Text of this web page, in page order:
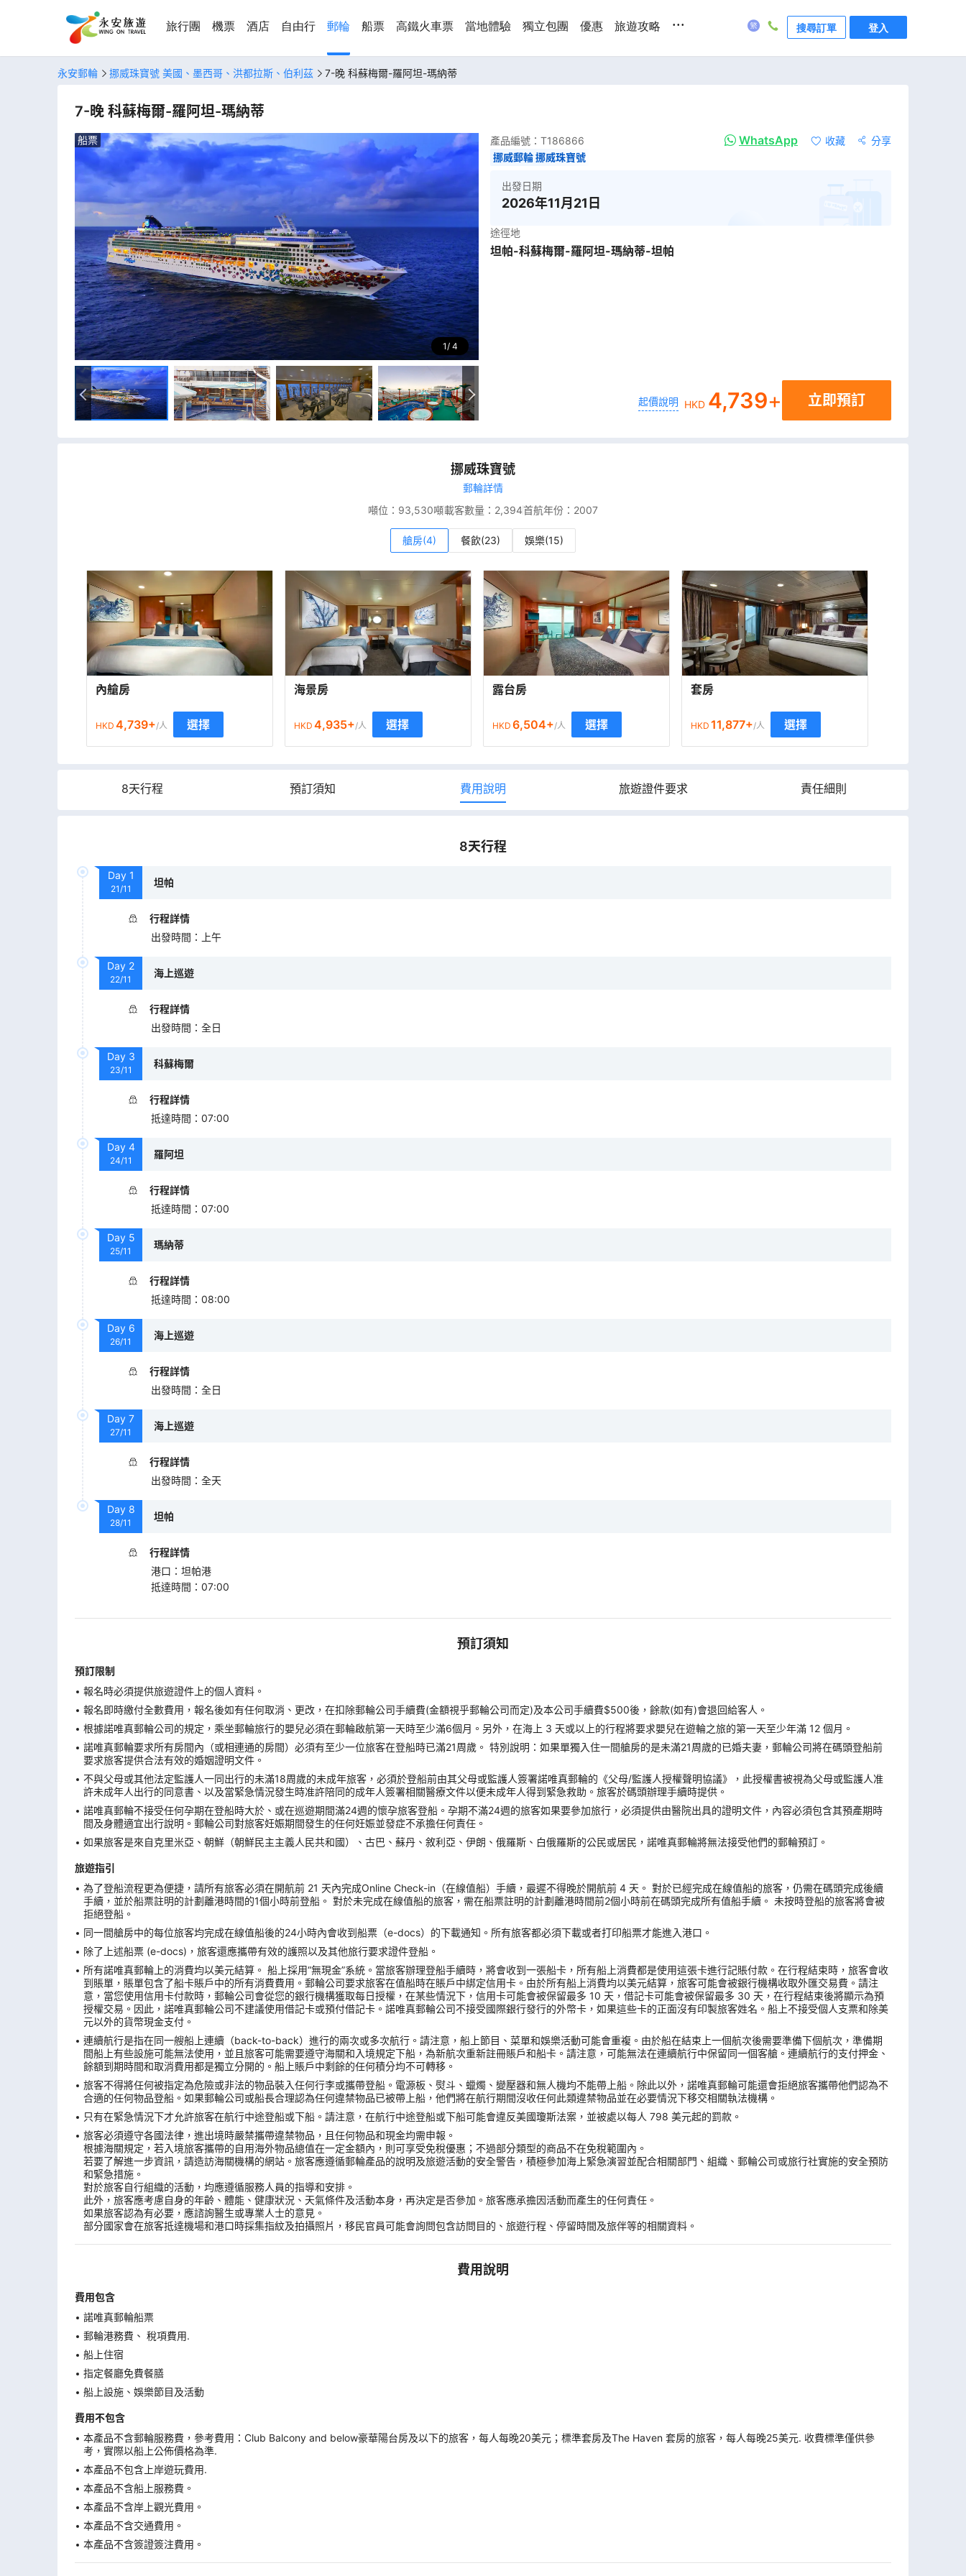
旅行團 機票 酒店 自由行 郵輪 船票 高鐵火車票 當地體驗 獨立包團 優惠 旅遊攻略 ... 搜尋訂單 登入
永安郵輪 挪威珠寶號 美國、墨西哥、洪都拉斯、伯利茲 7-晚 科蘇梅爾-羅阿坦-瑪納蒂
7-晚 科蘇梅爾-羅阿坦-瑪納蒂
1 4
船票 產品編號： T186866 WhatsApp 收藏
分享
挪威郵輪 挪威珠寶號
出發日期
2026年11月21日
途徑地
坦帕-科蘇梅爾-羅阿坦-瑪納蒂-坦帕
起價說明 HKD 4,739+ 立即預訂
挪威珠寶號
郵輪詳情
噸位： 93,530噸載客數量： 2,394首航年份： 2007
艙房(4) 餐飲(23) 娛樂(15)
內艙房
HKD 4,739+/人 選擇
海景房
HKD 4,935+/人 選擇
露台房
HKD 6,504+/人 選擇
套房
HKD 11,877+/人 選擇
8天行程 預訂須知 費用說明 旅遊證件要求 責任細則
8天行程
Day 1
21/11
坦帕
行程詳情
出發時間 ： 上午
Day 2
22/11
海上巡遊
行程詳情
出發時間 ： 全日
Day 3
23/11
科蘇梅爾
行程詳情
抵達時間 ： 07:00
Day 4
24/11
羅阿坦
行程詳情
抵達時間 ： 07:00
Day 5
25/11
瑪納蒂
行程詳情
抵達時間 ： 08:00
Day 6
26/11
海上巡遊
行程詳情
出發時間 ： 全日
Day 7
27/11
海上巡遊
行程詳情
出發時間 ： 全天
Day 8
28/11
坦帕
行程詳情
港口 ： 坦帕港
抵達時間 ： 07:00
預訂須知
預訂限制
報名時必須提供旅遊證件上的個人資料。
報名即時繳付全數費用，報名後如有任何取消、更改，在扣除郵輪公司手續費(金額視乎郵輪公司而定)及本公司手續費$500後，餘款(如有)會退回給客人。
根據諾唯真郵輪公司的規定，乘坐郵輪旅行的嬰兒必須在郵輪啟航第一天時至少滿6個月。另外，在海上 3 天或以上的行程將要求嬰兒在遊輪之旅的第一天至少年滿 12 個月。
諾唯真郵輪要求所有房間內（或相連通的房間）必須有至少一位旅客在登船時已滿21周歲。 特別說明：如果單獨入住一間艙房的是未滿21周歲的已婚夫妻，郵輪公司將在碼頭登船前
要求旅客提供合法有效的婚姻證明文件。
不與父母或其他法定監護人一同出行的未滿18周歲的未成年旅客，必須於登船前由其父母或監護人簽署諾唯真郵輪的《父母/監護人授權聲明協議》，此授權書被視為父母或監護人准
許未成年人出行的同意書、以及當緊急情況發生時准許陪同的成年人簽署相關醫療文件以便未成年人得到緊急救助。旅客於碼頭辦理手續時提供。
諾唯真郵輪不接受任何孕期在登船時大於、或在巡遊期間滿24週的懷孕旅客登船。孕期不滿24週的旅客如果要參加旅行，必須提供由醫院出具的證明文件，內容必須包含其預產期時
間及身體適宜出行說明。郵輪公司對旅客妊娠期間發生的任何妊娠並發症不承擔任何責任。
如果旅客是來自克里米亞、朝鮮（朝鮮民主主義人民共和國）、古巴、蘇丹、敘利亞、伊朗、俄羅斯、白俄羅斯的公民或居民，諾唯真郵輪將無法接受他們的郵輪預訂。
旅遊指引
為了登船流程更為便捷，請所有旅客必須在開航前 21 天內完成Online Check-in（在線值船）手續，最遲不得晚於開航前 4 天。 對於已經完成在線值船的旅客，仍需在碼頭完成後續
手續，並於船票註明的計劃離港時間的1個小時前登船。 對於未完成在線值船的旅客，需在船票註明的計劃離港時間前2個小時前在碼頭完成所有值船手續。 未按時登船的旅客將會被
拒絕登船。
同一間艙房中的每位旅客均完成在線值船後的24小時內會收到船票（e-docs）的下載通知。所有旅客都必須下載或者打印船票才能進入港口。
除了上述船票 (e-docs)，旅客還應攜帶有效的護照以及其他旅行要求證件登船。
所有諾唯真郵輪上的消費均以美元結算。 船上採用“無現金”系統。當旅客辦理登船手續時，將會收到一張船卡，所有船上消費都是使用這張卡進行記賬付款。在行程結束時，旅客會收
到賬單，賬單包含了船卡賬戶中的所有消費費用。郵輪公司要求旅客在值船時在賬戶中綁定信用卡。由於所有船上消費均以美元結算，旅客可能會被銀行機構收取外匯交易費。請注
意，當您使用信用卡付款時，郵輪公司會從您的銀行機構獲取每日授權，在某些情況下，信用卡可能會被保留最多 10 天，借記卡可能會被保留最多 30 天，在行程結束後將顯示為預
授權交易。因此，諾唯真郵輪公司不建議使用借記卡或預付借記卡。諾唯真郵輪公司不接受國際銀行發行的外幣卡，如果這些卡的正面沒有印製旅客姓名。船上不接受個人支票和除美
元以外的貨幣現金支付。
連續航行是指在同一艘船上連續（back-to-back）進行的兩次或多次航行。請注意，船上節目、菜單和娛樂活動可能會重複。由於船在結束上一個航次後需要準備下個航次，準備期
間船上有些設施可能無法使用，並且旅客可能需要遵守海關和入境規定下船，為新航次重新註冊賬戶和船卡。請注意，可能無法在連續航行中保留同一個客艙。連續航行的支付押金、
餘額到期時間和取消費用都是獨立分開的。船上賬戶中剩餘的任何積分均不可轉移。
旅客不得將任何被指定為危險或非法的物品裝入任何行李或攜帶登船。電源板、熨斗、蠟燭、變壓器和無人機均不能帶上船。除此以外，諾唯真郵輪可能還會拒絕旅客攜帶他們認為不
合適的任何物品登船。如果郵輪公司或船長合理認為任何違禁物品已被帶上船，他們將在航行期間沒收任何此類違禁物品並在必要情況下移交相關執法機構。
只有在緊急情況下才允許旅客在航行中途登船或下船。請注意，在航行中途登船或下船可能會違反美國瓊斯法案，並被處以每人 798 美元起的罰款。
旅客必須遵守各國法律，進出境時嚴禁攜帶違禁物品，且任何物品和現金均需申報。
根據海關規定，若入境旅客攜帶的自用海外物品總值在一定金額內，則可享受免稅優惠；不過部分類型的商品不在免稅範圍內。
若要了解進一步資訊，請造訪海關機構的網站。旅客應遵循郵輪產品的說明及旅遊活動的安全警告，積極參加海上緊急演習並配合相關部門、組織、郵輪公司或旅行社實施的安全預防
和緊急措施。
對於旅客自行組織的活動，均應遵循服務人員的指導和安排。
此外，旅客應考慮自身的年齡、體能、健康狀況、天氣條件及活動本身，再決定是否參加。旅客應承擔因活動而產生的任何責任。
如果旅客認為有必要，應諮詢醫生或專業人士的意見。
部分國家會在旅客抵達機場和港口時採集指紋及拍攝照片，移民官員可能會詢問包含訪問目的、旅遊行程、停留時間及旅伴等的相關資料。
費用說明
費用包含
諾唯真郵輪船票
郵輪港務費、 稅項費用.
船上住宿
指定餐廳免費餐膳
船上設施、娛樂節目及活動
費用不包含
本產品不含郵輪服務費，參考費用：Club Balcony and below豪華陽台房及以下的旅客，每人每晚20美元；標準套房及The Haven 套房的旅客，每人每晚25美元. 收費標準僅供參
考，實際以船上公佈價格為準.
本產品不包含上岸遊玩費用.
本產品不含船上服務費。
本產品不含岸上觀光費用。
本產品不含交通費用。
本產品不含簽證簽注費用。